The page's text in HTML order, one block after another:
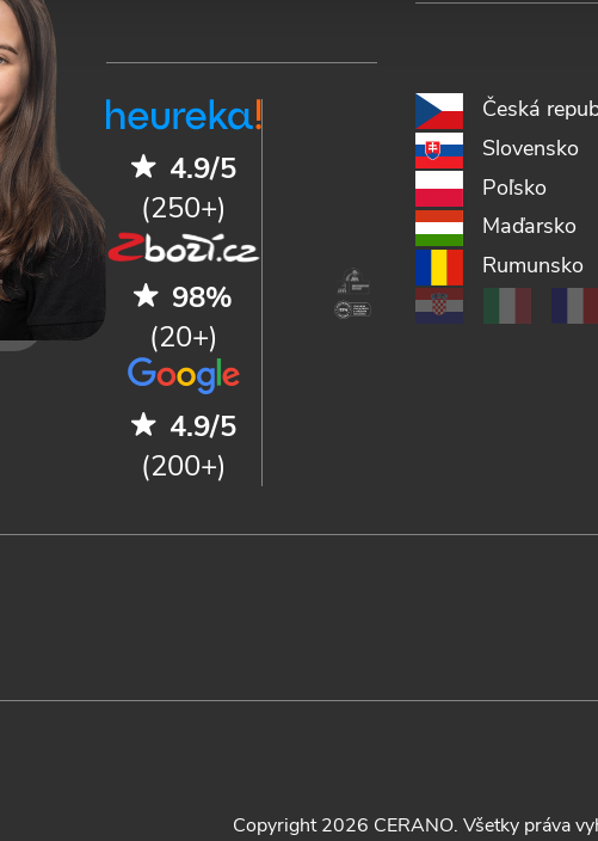
4.9/5
(250+)
98%
(20+)
4.9/5
(200+)
Česká
Slovensko
Poľsko
Maďarsko
Rumunsko
Copyright 2026 CERANO. Všetky práva